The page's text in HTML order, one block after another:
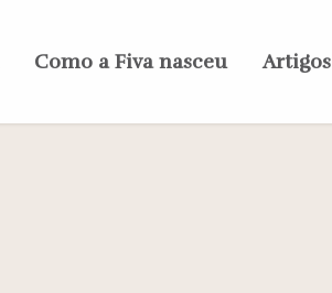
Como a Fiva nasceu Artigos